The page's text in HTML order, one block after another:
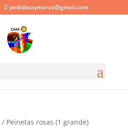
pedidosaymaras@gmail.com
/ Peinetas rosas (1 grande)